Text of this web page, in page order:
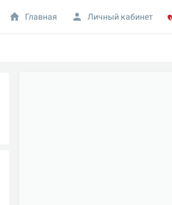
Главная Личный кабинет